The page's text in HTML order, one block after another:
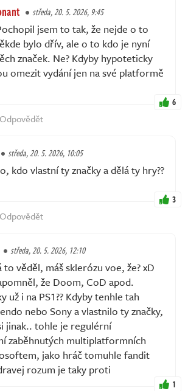
středa, 20. 5. 2026, 9:45
jsem to tak, že nejde o to
bylo dřív, ale o to kdo je nyní
značek. Ne? Kdyby hypoteticky
omezit vydání jen na své platformě
6
Odpovědět
středa, 20. 5. 2026, 10:05
kdo vlastní ty značky a dělá ty hry??
3
Odpovědět
středa, 20. 5. 2026, 12:10
to věděl, máš sklerózu voe, že? xD
že Doom, CoD apod.
už i na PS1?? Kdyby tenhle tah
nebo Sony a vlastnilo ty značky,
jinak.. tohle je regulérní
zaběhnutých multiplatformních
jako hráč tomuhle fandit
rozum je taky proti
1